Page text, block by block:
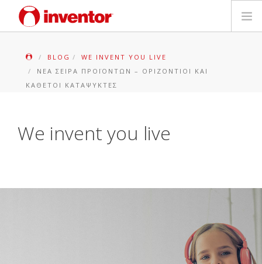
Αρχεία και Υποστήριξη
BLOG
WE INVENT YOU LIVE
NΈΑ ΣΕΙΡΆ ΠΡΟΪΌΝΤΩΝ – ΟΡΙΖΌΝΤΙΟΙ ΚΑΙ
ΚΆΘΕΤΟΙ ΚΑΤΑΨΎΚΤΕΣ
We invent you live